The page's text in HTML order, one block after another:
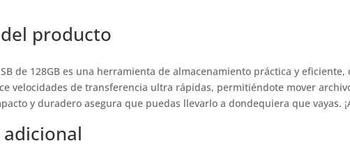
producto
de 128GB es una herramienta de almacenamiento práctica y
velocidades de transferencia ultra rápidas, permitiéndote mover
y duradero asegura que puedas llevarlo a dondequiera que vayas.